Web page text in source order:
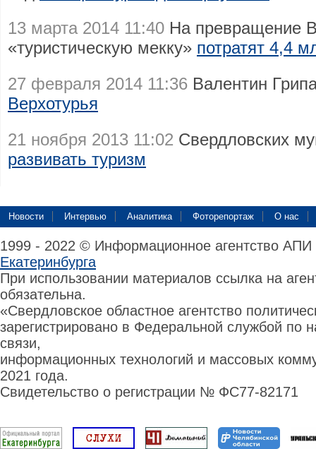
13 марта 2014 11:40 На превращение
«туристическую мекку» потратят 4,4
27 февраля 2014 11:36 Валентин
Верхотурья
21 ноября 2013 11:02 Свердловских
развивать туризм
Новости Интервью Аналитика Фоторепортаж О нас
1999 - 2022 © Информационное агентство
Екатеринбурга
При использовании материалов ссылка на
обязательна.
«Свердловское областное агентство
зарегистрировано в Федеральной службой по
связи,
информационных технологий и массовых
2021 года.
Свидетельство о регистрации № ФС77-82171